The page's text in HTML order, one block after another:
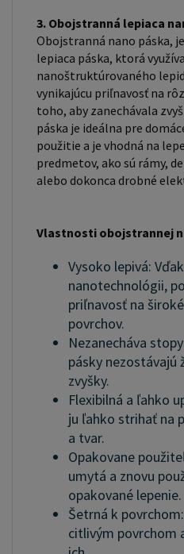
3. Obojstranná lepiaca
Obojstranná nano páska,
lepiaca páska, ktorá
nanoštruktúrovaného
vynikajúcu priľnavosť na
toho, aby zanechávala
páska je ideálna pre
použitie a je vhodná na
predmetov, ako sú rámy,
alebo dokonca drobné
Vlastnosti obojstrannej
Vysoko lepivá:
nanotechnológii,
priľnavosť na
povrchov.
Nezanecháva
pásky nezostávajú
zvyšky.
Flexibilná a ľahko
ju ľahko strihať na
a tvar.
Opakovane
umytá a znovu
opakované lepenie.
Šetrná k
citlivým povrchom